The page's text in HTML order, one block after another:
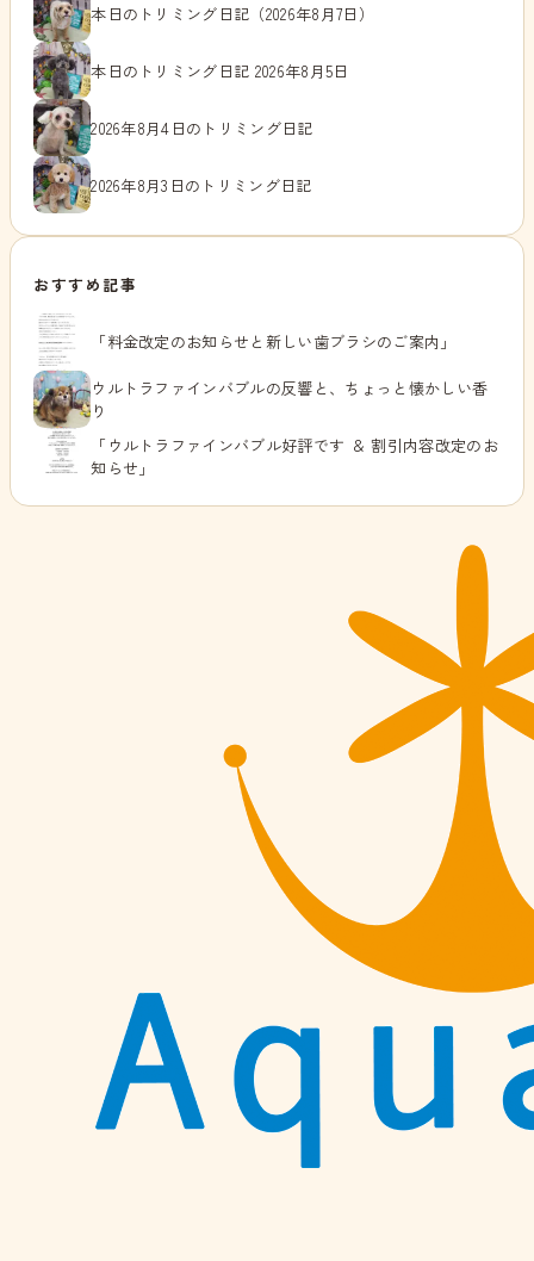
本日のトリミング日記（2026年8月7日）
本日のトリミング日記 2026年8月5日
2026年8月4日のトリミング日記
2026年8月3日のトリミング日記
おすすめ記事
「料金改定のお知らせと新しい歯ブラシのご案内」
ウルトラファインバブルの反響と、ちょっと懐かしい香
り
「ウルトラファインバブル好評です ＆ 割引内容改定のお
知らせ」